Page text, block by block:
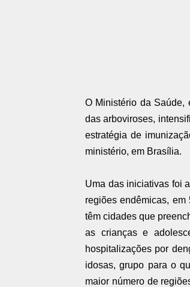
O Ministério da Saúde,
das arboviroses,
estratégia de
ministério, em Brasília.
Uma das iniciativas foi
regiões endêmicas,
têm cidades que
as crianças e
hospitalizações por
idosas, grupo para o
maior número de